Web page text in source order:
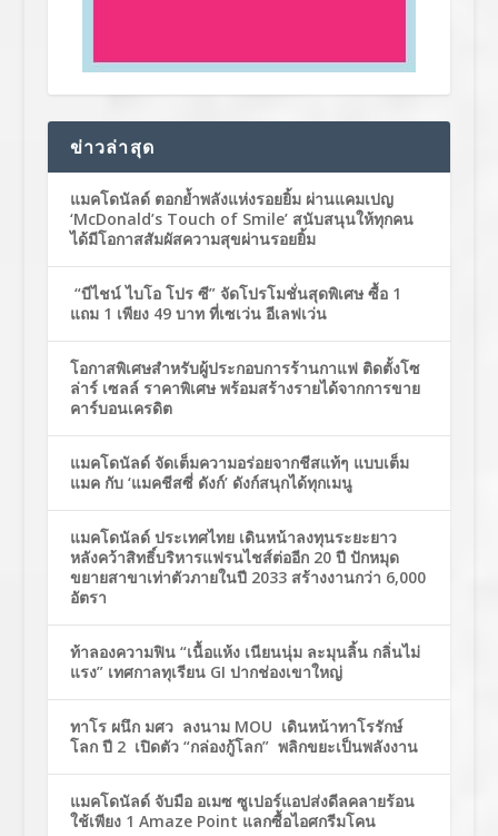
ข่าวล่าสุด
แมคโดนัลด์ ตอกย้ำพลังแห่งรอยยิ้ม ผ่านแคมเปญ
‘McDonald’s Touch of Smile’ สนับสนุนให้ทุกคน
ได้มีโอกาสสัมผัสความสุขผ่านรอยยิ้ม
“บีไชน์ ไบโอ โปร ซี” จัดโปรโมชั่นสุดพิเศษ ซื้อ 1
แถม 1 เพียง 49 บาท ที่เซเว่น อีเลฟเว่น
โอกาสพิเศษสำหรับผู้ประกอบการร้านกาแฟ ติดตั้งโซ
ล่าร์ เซลล์ ราคาพิเศษ พร้อมสร้างรายได้จากการขาย
คาร์บอนเครดิต
แมคโดนัลด์ จัดเต็มความอร่อยจากชีสแท้ๆ แบบเต็ม
แมค กับ ‘แมคชีสซี่ ดังก์’ ดังก์สนุกได้ทุกเมนู
แมคโดนัลด์ ประเทศไทย เดินหน้าลงทุนระยะยาว
หลังคว้าสิทธิ์บริหารแฟรนไชส์ต่ออีก 20 ปี ปักหมุด
ขยายสาขาเท่าตัวภายในปี 2033 สร้างงานกว่า 6,000
อัตรา
ท้าลองความฟิน “เนื้อแห้ง เนียนนุ่ม ละมุนลิ้น กลิ่นไม่
แรง” เทศกาลทุเรียน GI ปากช่องเขาใหญ่
ทาโร ผนึก มศว ลงนาม MOU เดินหน้าทาโรรักษ์
โลก ปี 2 เปิดตัว “กล่องกู้โลก” พลิกขยะเป็นพลังงาน
แมคโดนัลด์ จับมือ อเมซ ซูเปอร์แอปส่งดีลคลายร้อน
ใช้เพียง 1 Amaze Point แลกซื้อไอศกรีมโคน